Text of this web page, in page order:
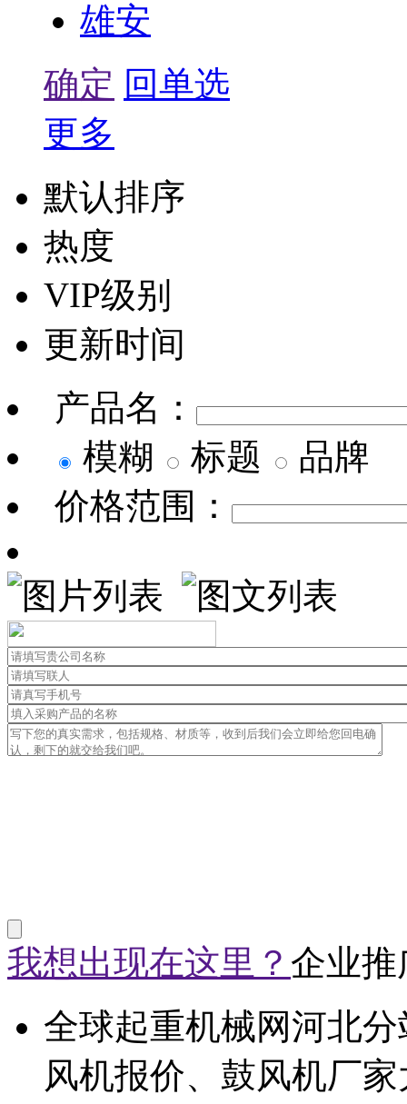
雄安
确定 回单选
更多
默认排序
热度
VIP级别
更新时间
产品名：
模糊
标题
品牌
价格范围：
我想出现在这里？ 企业推
全球起重机械网河北
风机报价、鼓风机厂